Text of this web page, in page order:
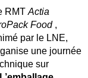
RMT Actia
Food,
par le LNE,
une journée
sur